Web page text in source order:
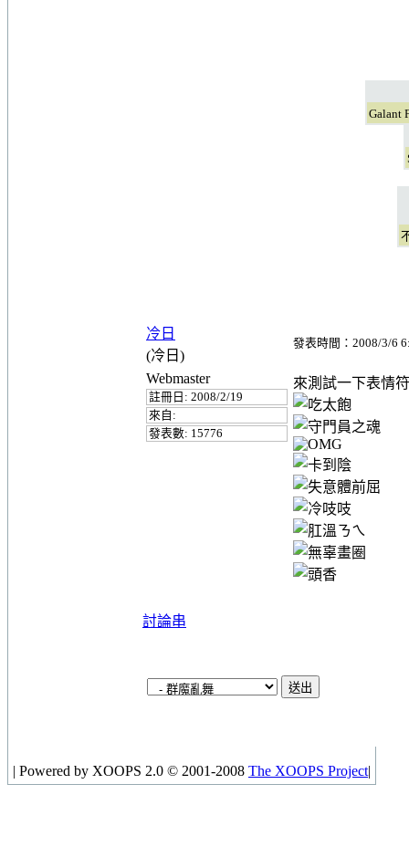
Galant
冷日
(冷日)
發表時間：2008/3/6
Webmaster
註冊日: 2008/2/19
來自:
發表數: 15776
來測試一下表情
討論串
| Powered by XOOPS 2.0 © 2001-2008 The XOOPS Project|